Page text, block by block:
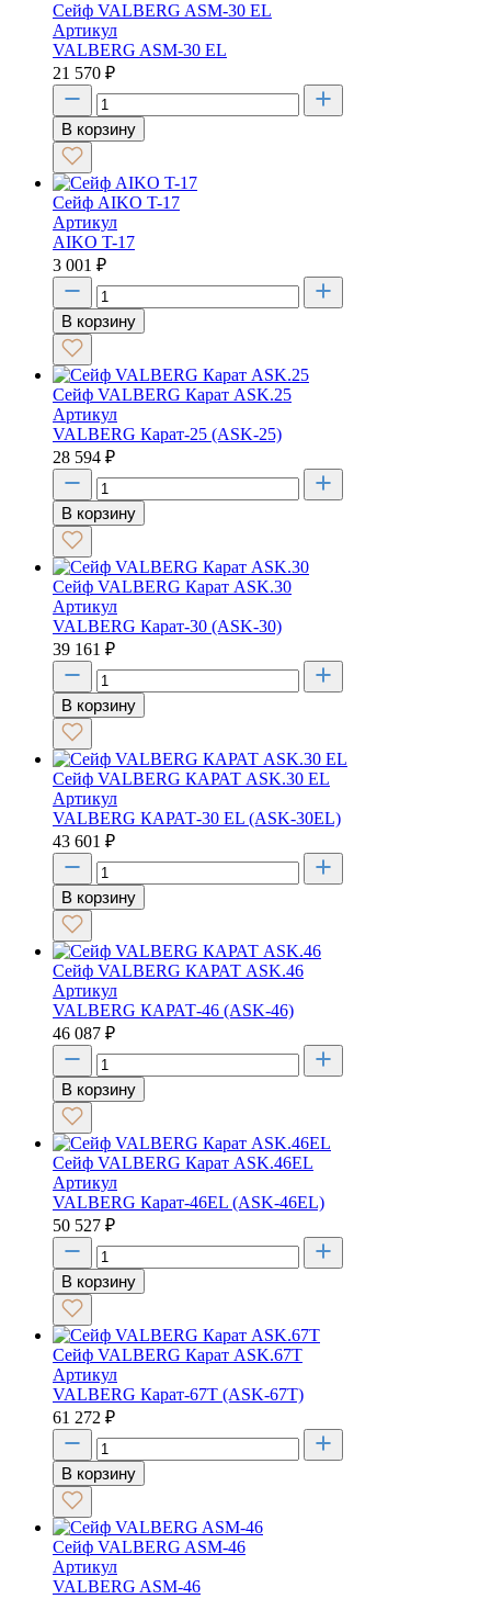
Сейф VALBERG ASM-30 EL
Артикул
VALBERG ASM-30 EL
21 570 ₽
В корзину
Сейф AIKO T-17
Артикул
AIKO T-17
3 001 ₽
В корзину
Сейф VALBERG Карат ASK.25
Артикул
VALBERG Карат-25 (ASK-25)
28 594 ₽
В корзину
Сейф VALBERG Карат ASK.30
Артикул
VALBERG Карат-30 (ASK-30)
39 161 ₽
В корзину
Сейф VALBERG КАРАТ ASK.30 EL
Артикул
VALBERG КАРАТ-30 EL (ASK-30EL)
43 601 ₽
В корзину
Сейф VALBERG КАРАТ ASK.46
Артикул
VALBERG КАРАТ-46 (ASK-46)
46 087 ₽
В корзину
Сейф VALBERG Карат ASK.46EL
Артикул
VALBERG Карат-46EL (ASK-46EL)
50 527 ₽
В корзину
Сейф VALBERG Карат ASK.67Т
Артикул
VALBERG Карат-67Т (ASK-67Т)
61 272 ₽
В корзину
Сейф VALBERG ASM-46
Артикул
VALBERG ASM-46